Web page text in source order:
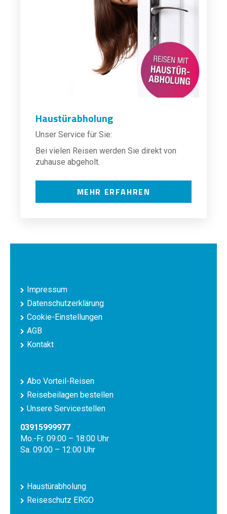
Haustürabholung
Unser Service für Sie:
Bei vielen Reisen werden Sie direkt von
zuhause abgeholt.
MEHR ERFAHREN
Impressum
Datenschutzerklärung
Cookie-Einstellungen
AGB
Kontakt
Abo Vorteil-Reisen
Reisebeilagen bestellen
Unsere Servicestellen
03915999977
Mo.-Fr. 09:00 – 18:00 Uhr
Sa. 09:00 – 12:00 Uhr
Haustürabholung
Reiseschutz ERGO